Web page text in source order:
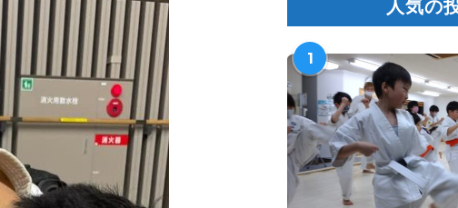
人気の
1